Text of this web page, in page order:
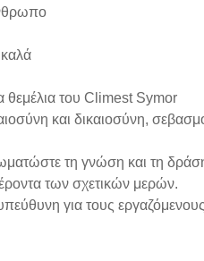
θεμέλια του Climest Symor
και δικαιοσύνη,
τη γνώση και τη
των σχετικών μερών.
για τους